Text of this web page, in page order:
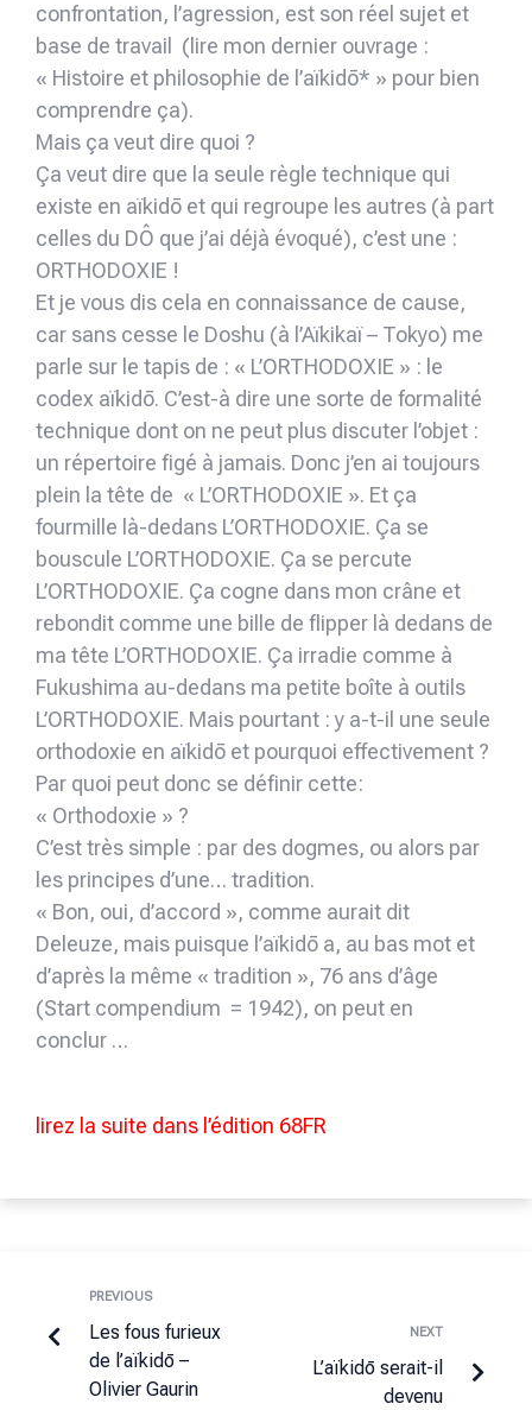
confrontation, l’agression, est son réel sujet et
base de travail (lire mon dernier ouvrage :
« Histoire et philosophie de l’aïkidō* » pour bien
comprendre ça).
Mais ça veut dire quoi ?
Ça veut dire que la seule règle technique qui
existe en aïkidō et qui regroupe les autres (à part
celles du DÔ que j’ai déjà évoqué), c’est une :
ORTHODOXIE !
Et je vous dis cela en connaissance de cause,
car sans cesse le Doshu (à l’Aïkikaï – Tokyo) me
parle sur le tapis de : « L’ORTHODOXIE » : le
codex aïkidō. C’est-à dire une sorte de formalité
technique dont on ne peut plus discuter l’objet :
un répertoire figé à jamais. Donc j’en ai toujours
plein la tête de « L’ORTHODOXIE ». Et ça
fourmille là-dedans L’ORTHODOXIE. Ça se
bouscule L’ORTHODOXIE. Ça se percute
L’ORTHODOXIE. Ça cogne dans mon crâne et
rebondit comme une bille de flipper là dedans de
ma tête L’ORTHODOXIE. Ça irradie comme à
Fukushima au-dedans ma petite boîte à outils
L’ORTHODOXIE. Mais pourtant : y a-t-il une seule
orthodoxie en aïkidō et pourquoi effectivement ?
Par quoi peut donc se définir cette:
« Orthodoxie » ?
C’est très simple : par des dogmes, ou alors par
les principes d’une… tradition.
« Bon, oui, d’accord », comme aurait dit
Deleuze, mais puisque l’aïkidō a, au bas mot et
d’après la même « tradition », 76 ans d’âge
(Start compendium = 1942), on peut en
conclur …
lirez la suite dans l’édition 68FR
PREVIOUS
Les fous furieux
de l’aïkidō –
Olivier Gaurin
NEXT
L’aïkidō serait-il
devenu